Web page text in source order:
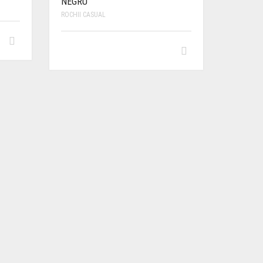
ROCHII CASUAL